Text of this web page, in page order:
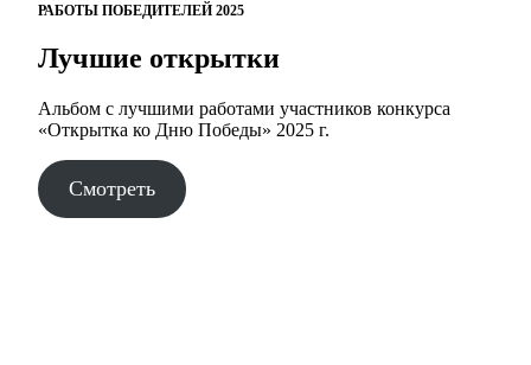
РАБОТЫ ПОБЕДИТЕЛЕЙ 2025
Лучшие открытки
Альбом с лучшими работами участников конкурса
«Открытка ко Дню Победы» 2025 г.
Смотреть